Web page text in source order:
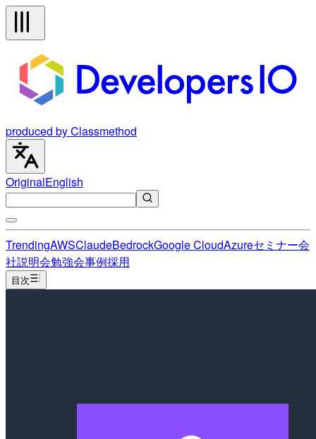
produced by Classmethod
OriginalEnglish
TrendingAWSClaudeBedrockGoogle CloudAzureセミナー会
社説明会勉強会事例採用
目次